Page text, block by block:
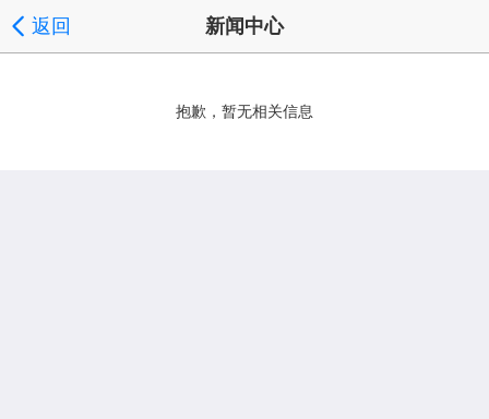
返回 新闻中心
抱歉，暂无相关信息